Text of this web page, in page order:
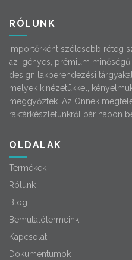
RÓLUNK
Importőrként szélesebb réteg
az igényes, prémium
design lakberendezési
melyek kinézetükkel,
meggyőztek. Az Önnek
raktárkészletünkről pár napon
OLDALAK
Termékek
Rólunk
Blog
Bemutatótermeink
Kapcsolat
Dokumentumok